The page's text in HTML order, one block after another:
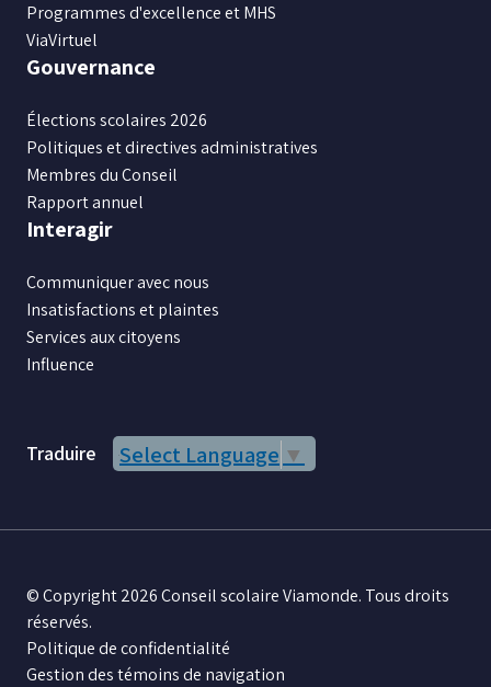
Programmes d'excellence et MHS
ViaVirtuel
Gouvernance
Élections scolaires 2026
Politiques et directives administratives
Membres du Conseil
Rapport annuel
Interagir
Communiquer avec nous
Insatisfactions et plaintes
Services aux citoyens
Influence
Traduire Select Language ▼
© Copyright 2026 Conseil scolaire Viamonde. Tous droits
réservés.
Politique de confidentialité
Gestion des témoins de navigation